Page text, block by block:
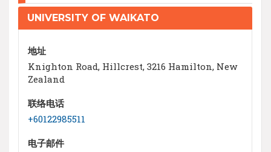
UNIVERSITY OF WAIKATO
地址
Knighton Road, Hillcrest, 3216 Hamilton, New
Zealand
联络电话
+60122985511
电子邮件